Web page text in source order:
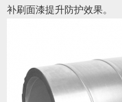
补刷面漆提升防护效果。